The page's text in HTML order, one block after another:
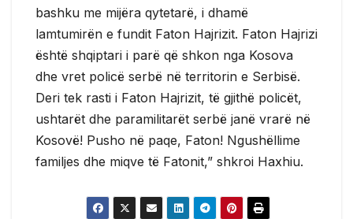
bashku me mijëra qytetarë, i dhamë
lamtumirën e fundit Faton Hajrizit. Faton Hajrizi
është shqiptari i parë që shkon nga Kosova
dhe vret policë serbë në territorin e Serbisë.
Deri tek rasti i Faton Hajrizit, të gjithë policët,
ushtarët dhe paramilitarët serbë janë vrarë në
Kosovë! Pusho në paqe, Faton! Ngushëllime
familjes dhe miqve të Fatonit,” shkroi Haxhiu.